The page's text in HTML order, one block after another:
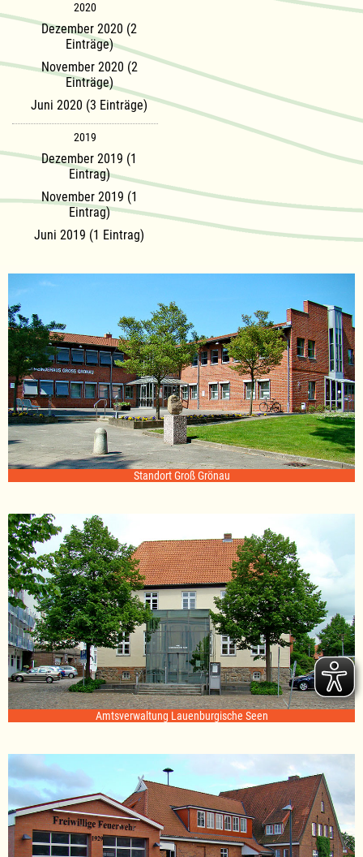
2020
Dezember 2020 (2
Einträge)
November 2020 (2
Einträge)
Juni 2020 (3 Einträge)
2019
Dezember 2019 (1
Eintrag)
November 2019 (1
Eintrag)
Juni 2019 (1 Eintrag)
Standort Groß Grönau
Amtsverwaltung Lauenburgische Seen